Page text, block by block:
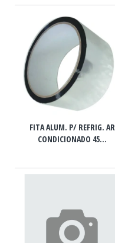
FITA ALUM. P/ REFRIG. AR
CONDICIONADO 45...